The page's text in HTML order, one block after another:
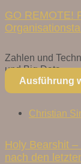
GO REMOTE!
Zahlen und
und Big Data...
Ausführung
Christian
Holy Bearshit
nach den